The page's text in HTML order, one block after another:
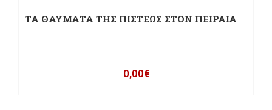
ΤΑ ΘΑΥΜΑΤΑ ΤΗΣ ΠΙΣΤΕΩΣ ΣΤΟΝ ΠΕΙΡΑΙΑ
0,00€